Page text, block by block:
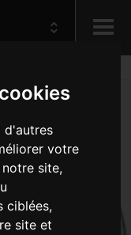
d'autres
votre
site,
ciblées,
site et